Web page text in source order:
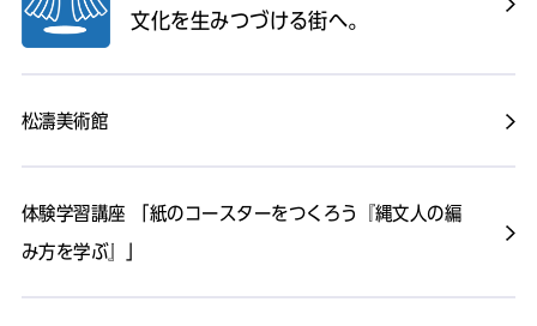
文化を生みつづける街へ。
松濤美術館
体験学習講座 「紙のコースターをつくろう『縄文人の編
み方を学ぶ』」